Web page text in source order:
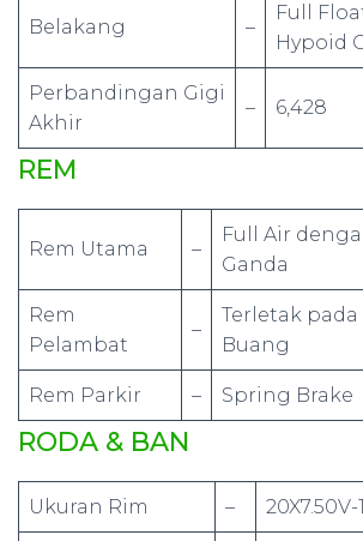
Belakang –
Full
Hypoid
Perbandingan Gigi
Akhir
– 6,428
REM
Rem Utama –
Full Air
Ganda
Rem
Pelambat
–
Terletak pada
Buang
Rem Parkir – Spring Brake
RODA & BAN
Ukuran Rim – 20X7.50V-